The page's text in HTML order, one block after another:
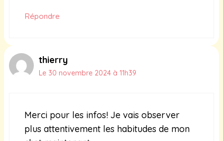
Répondre
thierry
Le 30 novembre 2024 à 11h39
Merci pour les infos! Je vais observer
plus attentivement les habitudes de mon